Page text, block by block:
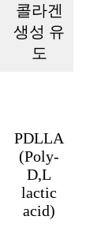
콜라겐
생성 유
도
PDLLA
(Poly-
D,L
lactic
acid)